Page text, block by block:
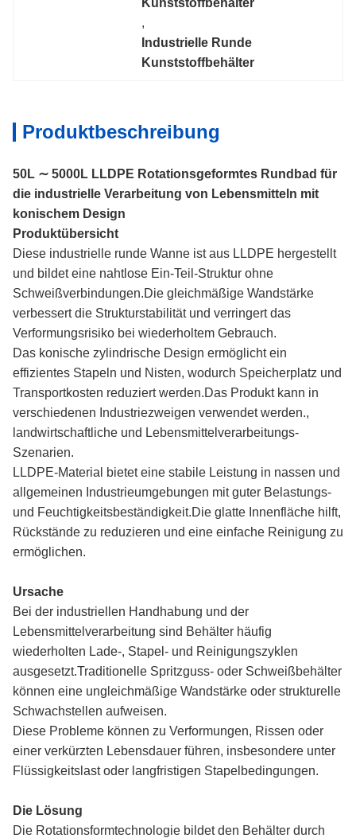
Kunststoffbehälter
,
Industrielle Runde
Kunststoffbehälter
Produktbeschreibung
50L ∼ 5000L LLDPE Rotationsgeformtes Rundbad für
die industrielle Verarbeitung von Lebensmitteln mit
konischem Design
Produktübersicht
Diese industrielle runde Wanne ist aus LLDPE hergestellt
und bildet eine nahtlose Ein-Teil-Struktur ohne
Schweißverbindungen.Die gleichmäßige Wandstärke
verbessert die Strukturstabilität und verringert das
Verformungsrisiko bei wiederholtem Gebrauch.
Das konische zylindrische Design ermöglicht ein
effizientes Stapeln und Nisten, wodurch Speicherplatz und
Transportkosten reduziert werden.Das Produkt kann in
verschiedenen Industriezweigen verwendet werden.,
landwirtschaftliche und Lebensmittelverarbeitungs-
Szenarien.
LLDPE-Material bietet eine stabile Leistung in nassen und
allgemeinen Industrieumgebungen mit guter Belastungs-
und Feuchtigkeitsbeständigkeit.Die glatte Innenfläche hilft,
Rückstände zu reduzieren und eine einfache Reinigung zu
ermöglichen.
Ursache
Bei der industriellen Handhabung und der
Lebensmittelverarbeitung sind Behälter häufig
wiederholten Lade-, Stapel- und Reinigungszyklen
ausgesetzt.Traditionelle Spritzguss- oder Schweißbehälter
können eine ungleichmäßige Wandstärke oder strukturelle
Schwachstellen aufweisen.
Diese Probleme können zu Verformungen, Rissen oder
einer verkürzten Lebensdauer führen, insbesondere unter
Flüssigkeitslast oder langfristigen Stapelbedingungen.
Die Lösung
Die Rotationsformtechnologie bildet den Behälter durch